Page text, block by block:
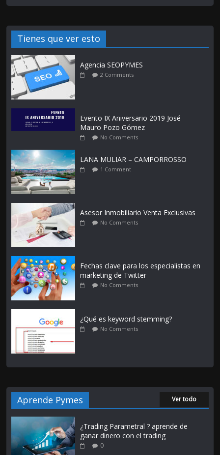
Tienes que ver esto
Agencia SEOPYMES
2 Comments
Evento IX Aniversario 2019 José
Mauro Pozo Gómez
No Comments
LANA MULIAR – CAMPORROSSO
1 Comment
Asesor Inmobiliario Venta Exclusivas
No Comments
Fechas clave para los especialistas en
marketing de Twitter
No Comments
¿Qué es keyword stemming?
No Comments
Aprende Pymes Ver todo
¿Trading Parametral ? aprende de
ganar dinero con el trading
0